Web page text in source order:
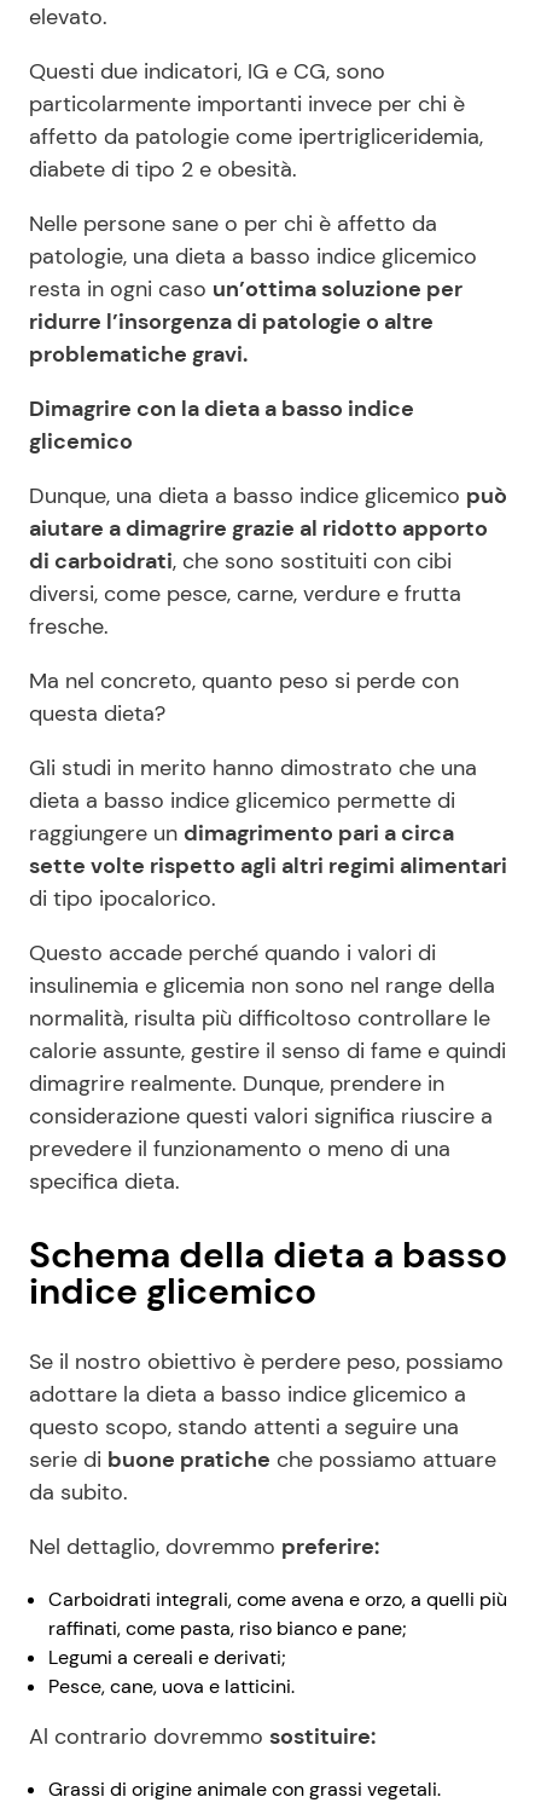
elevato.
Questi due indicatori, IG e CG, sono
particolarmente importanti invece per chi è
affetto da patologie come ipertrigliceridemia,
diabete di tipo 2 e obesità.
Nelle persone sane o per chi è affetto da
patologie, una dieta a basso indice glicemico
resta in ogni caso un’ottima soluzione per
ridurre l’insorgenza di patologie o altre
problematiche gravi.
Dimagrire con la dieta a basso indice
glicemico
Dunque, una dieta a basso indice glicemico può
aiutare a dimagrire grazie al ridotto apporto
di carboidrati, che sono sostituiti con cibi
diversi, come pesce, carne, verdure e frutta
fresche.
Ma nel concreto, quanto peso si perde con
questa dieta?
Gli studi in merito hanno dimostrato che una
dieta a basso indice glicemico permette di
raggiungere un dimagrimento pari a circa
sette volte rispetto agli altri regimi alimentari
di tipo ipocalorico.
Questo accade perché quando i valori di
insulinemia e glicemia non sono nel range della
normalità, risulta più difficoltoso controllare le
calorie assunte, gestire il senso di fame e quindi
dimagrire realmente. Dunque, prendere in
considerazione questi valori significa riuscire a
prevedere il funzionamento o meno di una
specifica dieta.
Schema della dieta a basso
indice glicemico
Se il nostro obiettivo è perdere peso, possiamo
adottare la dieta a basso indice glicemico a
questo scopo, stando attenti a seguire una
serie di buone pratiche che possiamo attuare
da subito.
Nel dettaglio, dovremmo preferire:
Carboidrati integrali, come avena e orzo, a quelli più
raffinati, come pasta, riso bianco e pane;
Legumi a cereali e derivati;
Pesce, cane, uova e latticini.
Al contrario dovremmo sostituire:
Grassi di origine animale con grassi vegetali.